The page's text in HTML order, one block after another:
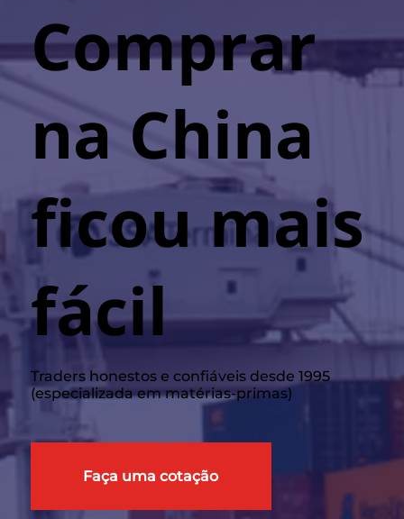
Comprar
na China
ficou mais
fácil
Traders honestos e confiáveis desde 1995
(especializada em matérias-primas)
Faça uma cotação